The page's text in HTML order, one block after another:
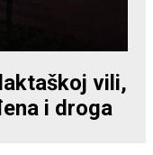
vili,
i droga